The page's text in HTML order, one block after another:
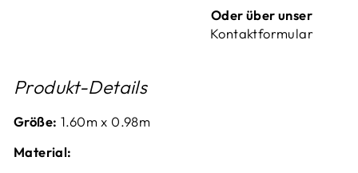
Oder über unser
Kontaktformular
Produkt-Details
Größe: 1.60m x 0.98m
Material: